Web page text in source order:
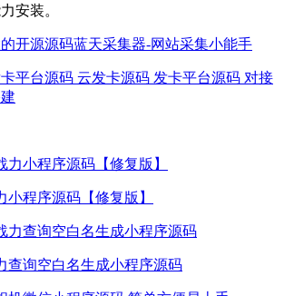
安装。
开源源码蓝天采集器-网站采集小能手
平台源码 云发卡源码 发卡平台源码 对接
小程序源码【修复版】
查询空白名生成小程序源码